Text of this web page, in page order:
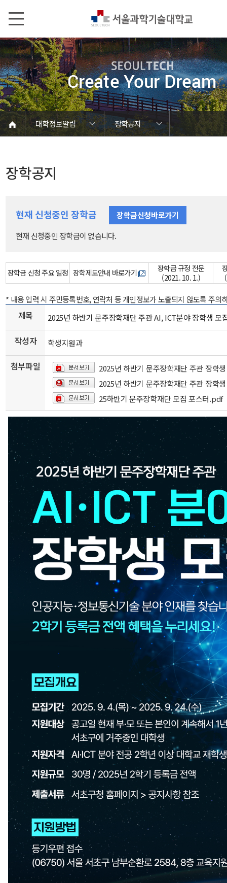
대학정보알림
장학공지
대학정보알림
정보공개
정보서비스안내
온라인민원센터
청렴행정
갑질신고센터
유실물 센터
SEOULTECH광장
대학공지사항
학사공지
장학공지
대학원공지
취업공지
대학입찰
채용정보
공모/외부행사
등록금심의위원회
코로나바이러스19 대응안내
재정위원회
장학공지
현재 신청중인 장학금
장학금신청바로가기
현재 신청중인 장학금이 없습니다.
장학금 신청 주요 일정 장학제도안내 바로가기
장학금 규정 전문
(2021. 10. 1.)
* 내용 입력 시 주민등록번호, 연락처 등 개인정보가 노출되지 않도록 주의
제목 2025년 하반기 문주장학재단 주관 AI, ICT분야 장학생 모
작성자 학생지원과
첨부파일
2025년 하반기 문주장학재단 주관 장학
2025년 하반기 문주장학재단 주관 장학
25하반기 문주장학재단 모집 포스터.pdf